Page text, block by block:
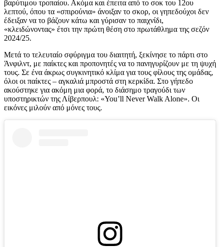
βαρύτιμου τροπαίου. Ακόμα και έπειτα από το σοκ του 12ου
λεπτού, όπου τα «σπιρούνια» άνοιξαν το σκορ, οι γηπεδούχοι δεν
έδειξαν να το βάζουν κάτω και γύρισαν το παιχνίδι,
«κλειδώνοντας» έτσι την πρώτη θέση στο πρωτάθλημα της σεζόν
2024/25.
Μετά το τελευταίο σφύριγμα του διαιτητή, ξεκίνησε το πάρτι στο
Άνφιλντ, με παίκτες και προπονητές να το πανηγυρίζουν με τη ψυχή
τους. Σε ένα άκρως συγκινητικό κλίμα για τους φίλους της ομάδας,
όλοι οι παίκτες – αγκαλιά μπροστά στη κερκίδα. Στο γήπεδο
ακούστηκε για ακόμη μια φορά, το διάσημο τραγούδι των
υποστηρικτών της Λίβερπουλ: «You’ll Never Walk Alone». Οι
εικόνες μιλούν από μόνες τους.